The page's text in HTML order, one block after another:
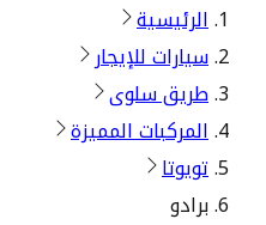
الرئيسية
سيارات للإيجار
طريق سلوى
المركبات المميزة
تويوتا
برادو